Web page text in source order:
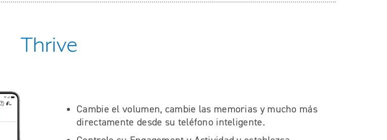
Thrive
Cambie el volumen, cambie las memorias y mucho más
directamente desde su teléfono inteligente.